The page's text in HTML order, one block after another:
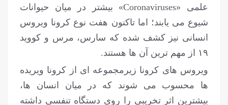
علمی «Coronaviruses» بیشتر در میان حیوانات
شیوع می یابند؛ اما تاکنون هفت نوع کرونا ویروس
انسانی نیز کشف شده که سارس، مرس و کووید
۱۹ از مهم ترین آن ها هستند.
ویروس های کرونا زیرمجموعه ای از کرونا ویریده
ها محسوب می شوند که در میان انسان ها،
بیشترین اثر تخریبی را روی دستگاه تنفسی داشته